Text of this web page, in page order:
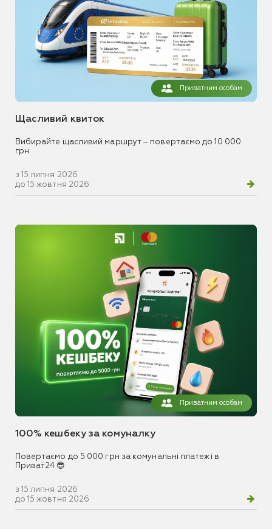
Приватним особам
Щасливий квиток
Вибирайте щасливий маршрут – повертаємо до 10 000
грн
з 15 липня 2026
до 15 жовтня 2026
Приватним особам
100% кешбеку за комуналку
Повертаємо до 5 000 грн за комунальні платежі в
Приват24 😎
з 15 липня 2026
до 15 жовтня 2026